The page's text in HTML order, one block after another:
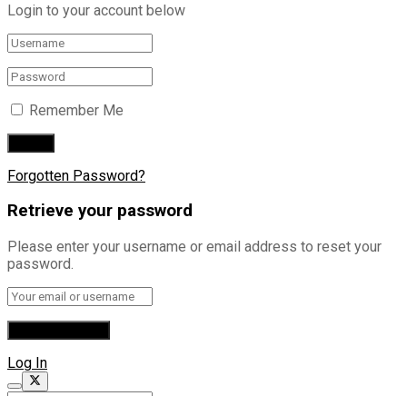
Login to your account below
Remember Me
Forgotten Password?
Retrieve your password
Please enter your username or email address to reset your
password.
Log In